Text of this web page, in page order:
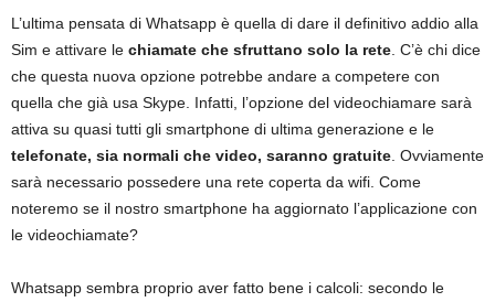
L’ultima pensata di Whatsapp è quella di dare il definitivo addio alla
Sim e attivare le chiamate che sfruttano solo la rete . C’è chi dice
che questa nuova opzione potrebbe andare a competere con
quella che già usa Skype. Infatti, l’opzione del videochiamare sarà
attiva su quasi tutti gli smartphone di ultima generazione e le
telefonate, sia normali che video, saranno gratuite . Ovviamente
sarà necessario possedere una rete coperta da wifi. Come
noteremo se il nostro smartphone ha aggiornato l’applicazione con
le videochiamate?
Whatsapp sembra proprio aver fatto bene i calcoli: secondo le